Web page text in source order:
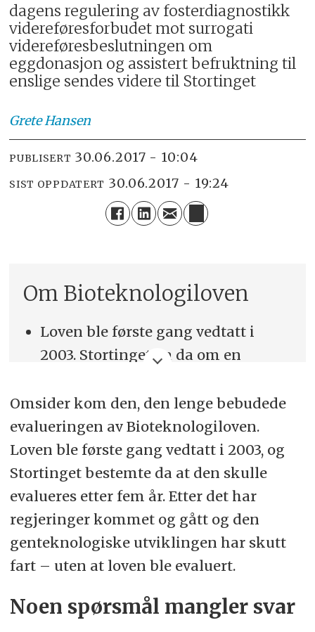
dagens regulering av fosterdiagnostikk
videreføresforbudet mot surrogati
videreføresbeslutningen om
eggdonasjon og assistert befruktning til
enslige sendes videre til Stortinget
Grete Hansen
PUBLISERT 30.06.2017 - 10:04
SIST OPPDATERT 30.06.2017 - 19:24
Om Bioteknologiloven
Loven ble første gang vedtatt i
2003. Stortinget ba da om en
Evalueringen kom først i juni 2017.
Helsedirektoratet har levert
fagrapporter i 2011 og 2014, og en
evaluering i 2015.
skape debatt og drøfte de etiske
sidene ved loven. Rådet la fram
Regjeringen la fram en
Omsider kom den, den lenge bebudede
evalueringen av Bioteknologiloven.
Loven ble første gang vedtatt i 2003, og
Stortinget bestemte da at den skulle
evalueres etter fem år. Etter det har
regjeringer kommet og gått og den
genteknologiske utviklingen har skutt
fart – uten at loven ble evaluert.
Noen spørsmål mangler svar